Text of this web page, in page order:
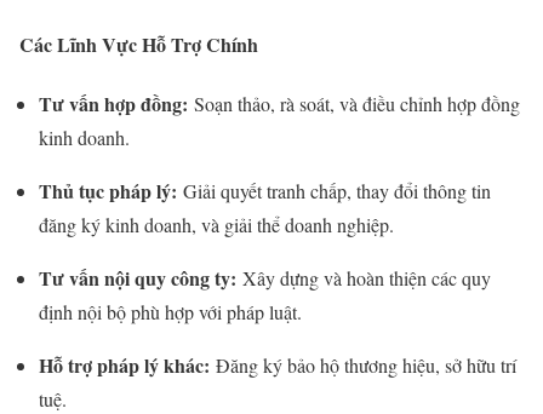
Các Lĩnh Vực Hỗ Trợ Chính
Tư vấn hợp đồng: Soạn thảo, rà soát, và điều chỉnh hợp đồng
kinh doanh.
Thủ tục pháp lý: Giải quyết tranh chấp, thay đổi thông tin
đăng ký kinh doanh, và giải thể doanh nghiệp.
Tư vấn nội quy công ty: Xây dựng và hoàn thiện các quy
định nội bộ phù hợp với pháp luật.
Hỗ trợ pháp lý khác: Đăng ký bảo hộ thương hiệu, sở hữu trí
tuệ.